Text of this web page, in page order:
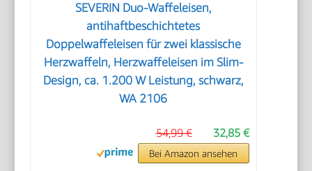
SEVERIN Duo-Waffeleisen,
antihaftbeschichtetes
Doppelwaffeleisen für zwei klassische
Herzwaffeln, Herzwaffeleisen im Slim-
Design, ca. 1.200 W Leistung, schwarz,
WA 2106
32,85 €
54,99 €
Bei Amazon ansehen